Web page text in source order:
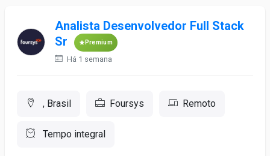
Analista Desenvolvedor Full Stack
Sr
Premium
Há 1 semana
, Brasil Foursys Remoto
Tempo integral